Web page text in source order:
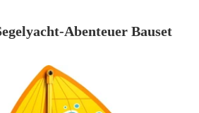
Abenteuer Bauset